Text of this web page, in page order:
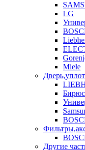
LG
Miele
Другие